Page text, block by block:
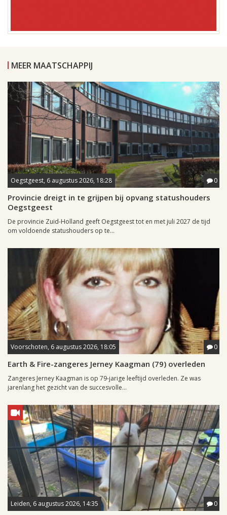
MEER MAATSCHAPPIJ
Oegstgeest, 6 augustus 2026, 18:28 0
Provincie dreigt in te grijpen bij opvang statushouders
Oegstgeest
De provincie Zuid-Holland geeft Oegstgeest tot en met juli 2027 de tijd
om voldoende statushouders op te...
Voorschoten, 6 augustus 2026, 18:05 0
Earth & Fire-zangeres Jerney Kaagman (79) overleden
Zangeres Jerney Kaagman is op 79-jarige leeftijd overleden. Ze was
jarenlang het gezicht van de succesvolle...
Leiden, 6 augustus 2026, 14:35 0